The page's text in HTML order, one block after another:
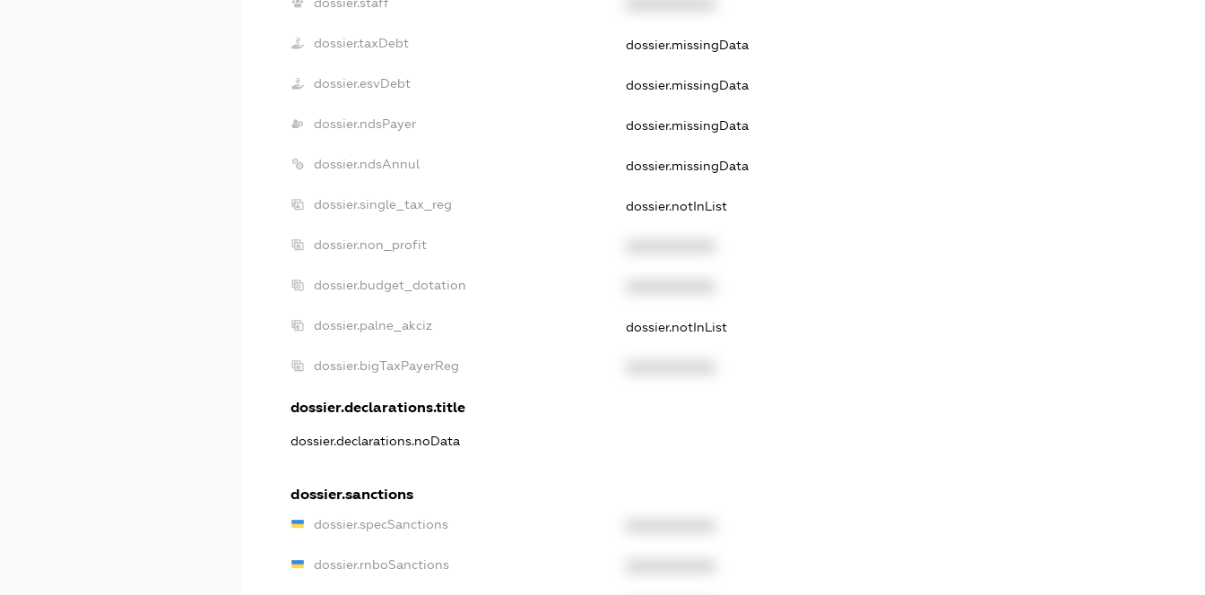
dossier.taxDebt dossier.missingData
dossier.esvDebt dossier.missingData
dossier.ndsPayer dossier.missingData
dossier.ndsAnnul dossier.missingData
dossier.single_tax_reg dossier.notInList
dossier.non_profit
dossier.budget_dotation
dossier.palne_akciz dossier.notInList
dossier.bigTaxPayerReg
dossier.declarations.title
dossier.declarations.noData
dossier.sanctions
dossier.specSanctions
dossier.rnboSanctions